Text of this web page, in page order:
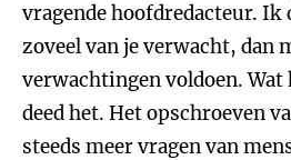
vragende hoofdredacteur. Ik
zoveel van je verwacht, dan
verwachtingen voldoen.
deed het. Het opschroeven
steeds meer vragen van